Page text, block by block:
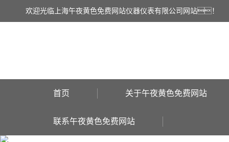
欢迎光临上海午夜黄色免费网站仪器仪表有限公司网站！
首页 关于午夜黄色免费网站
联系午夜黄色免费网站